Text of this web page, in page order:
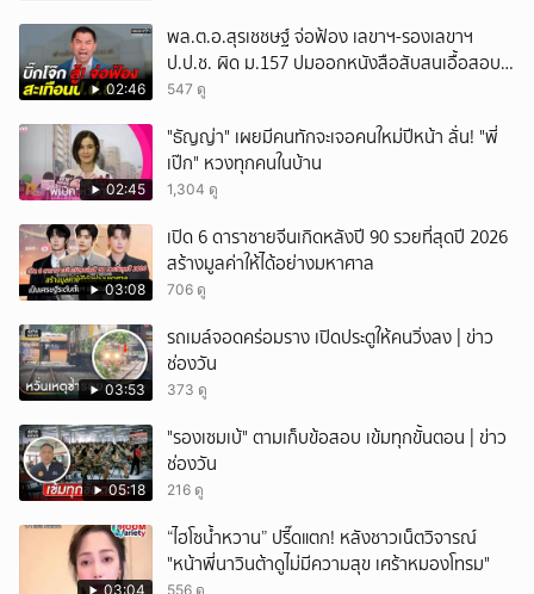
02:46
พล.ต.อ.สุรเชชษฐ์ จ่อฟ้อง เลขาฯ-รองเลขาฯ
ป.ป.ช. ผิด ม.157 ปมออกหนังสือสับสนเอื้อสอบ
คดีซ้ำซ้อน
547 ดู
02:45
"ธัญญ่า" เผยมีคนทักจะเจอคนใหม่ปีหน้า ลั่น! "พี่
เป๊ก" หวงทุกคนในบ้าน
1,304 ดู
03:08
เปิด 6 ดาราชายจีนเกิดหลังปี 90 รวยที่สุดปี 2026
สร้างมูลค่าให้ได้อย่างมหาศาล
706 ดู
03:53
รถเมล์จอดคร่อมราง เปิดประตูให้คนวิ่งลง | ข่าว
ช่องวัน
373 ดู
05:18
"รองเซมเบ้" ตามเก็บข้อสอบ เข้มทุกขั้นตอน | ข่าว
ช่องวัน
216 ดู
03:04
“ไฮโซน้ำหวาน” ปรี๊ดแตก! หลังชาวเน็ตวิจารณ์
"หน้าพี่นาวินต้าดูไม่มีความสุข เศร้าหมองโทรม"
556 ดู